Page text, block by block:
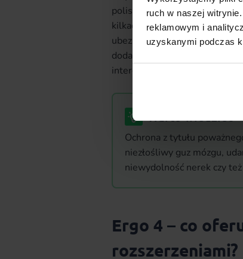
ruch w naszej
reklamowym i
uzyskanymi podczas
polisy na życie dokupić
kilkadziesiąt przypadków
ubezpieczonemu
dodatkowych. W takim
interesują.
Warto wiedzieć
Ochrona z tytułu
niezłośliwy guz mózgu,
niewydolność nerek czy
Ergo 4 – co
rozszerzeniami?